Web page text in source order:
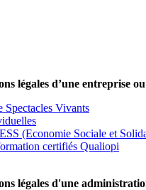
légales d’une entreprise
Spectacles Vivants
(Economie Sociale et
certifiés Qualiopi
légales d'une